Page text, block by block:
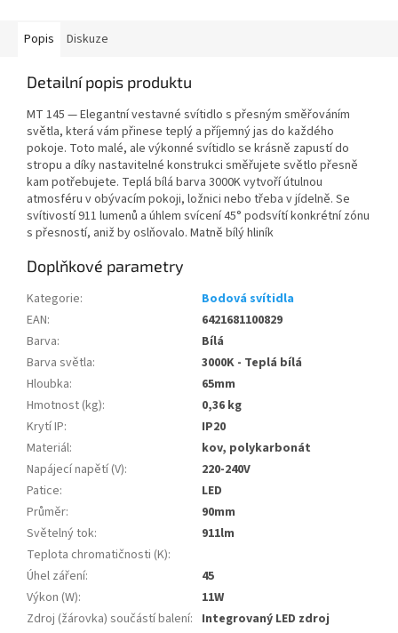
Popis Diskuze
Detailní popis produktu
MT 145 — Elegantní vestavné svítidlo s přesným směřováním
světla, která vám přinese teplý a příjemný jas do každého
pokoje. Toto malé, ale výkonné svítidlo se krásně zapustí do
stropu a díky nastavitelné konstrukci směřujete světlo přesně
kam potřebujete. Teplá bílá barva 3000K vytvoří útulnou
atmosféru v obývacím pokoji, ložnici nebo třeba v jídelně. Se
svítivostí 911 lumenů a úhlem svícení 45° podsvítí konkrétní zónu
s přesností, aniž by oslňovalo. Matně bílý hliník
Doplňkové parametry
Kategorie:
Bodová svítidla
EAN:
6421681100829
Barva:
Bílá
Barva světla:
3000K - Teplá bílá
Hloubka:
65mm
Hmotnost (kg):
0,36 kg
Krytí IP:
IP20
Materiál:
kov, polykarbonát
Napájecí napětí (V):
220-240V
Patice:
LED
Průměr:
90mm
Světelný tok:
911lm
Teplota chromatičnosti (K):
Úhel záření:
45
Výkon (W):
11W
Zdroj (žárovka) součástí balení: Integrovaný LED zdroj